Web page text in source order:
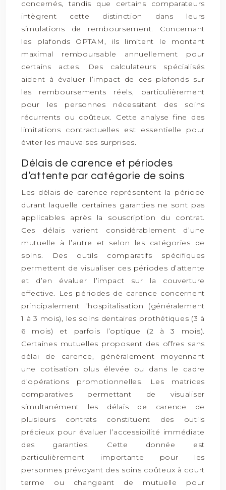
concernés, tandis que certains comparateurs
intègrent cette distinction dans leurs
simulations de remboursement. Concernant
les plafonds OPTAM, ils limitent le montant
maximal remboursable annuellement pour
certains actes. Des calculateurs spécialisés
aident à évaluer l’impact de ces plafonds sur
les remboursements réels, particulièrement
pour les personnes nécessitant des soins
récurrents ou coûteux. Cette analyse fine des
limitations contractuelles est essentielle pour
éviter les mauvaises surprises.
Délais de carence et périodes
d’attente par catégorie de soins
Les délais de carence représentent la période
durant laquelle certaines garanties ne sont pas
applicables après la souscription du contrat.
Ces délais varient considérablement d’une
mutuelle à l’autre et selon les catégories de
soins. Des outils comparatifs spécifiques
permettent de visualiser ces périodes d’attente
et d’en évaluer l’impact sur la couverture
effective. Les périodes de carence concernent
principalement l’hospitalisation (généralement
1 à 3 mois), les soins dentaires prothétiques (3 à
6 mois) et parfois l’optique (2 à 3 mois).
Certaines mutuelles proposent des offres sans
délai de carence, généralement moyennant
une cotisation plus élevée ou dans le cadre
d’opérations promotionnelles. Les matrices
comparatives permettant de visualiser
simultanément les délais de carence de
plusieurs contrats constituent des outils
précieux pour évaluer l’accessibilité immédiate
des garanties. Cette donnée est
particulièrement importante pour les
personnes prévoyant des soins coûteux à court
terme ou changeant de mutuelle pour